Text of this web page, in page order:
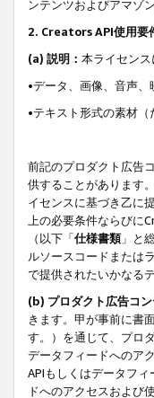
ンテンツおよびアマゾ
2. Creators API使用要
(a) 説明： 本ライセン
•データ、画像、音声
•テキスト形式の素材（
前記のプロダクト広告
供することがあります
イセンスに基づき乙に
上の必要条件ならびに
（以下「仕様書類」と
ルソースコードまたは
で提供されたいかなる
(b) プロダクト広告コ
きます。甲が事前に書
す。）を通じて、プロ
データフィードへのア
APIもしくはデータフ
ドへのアクセスおよび